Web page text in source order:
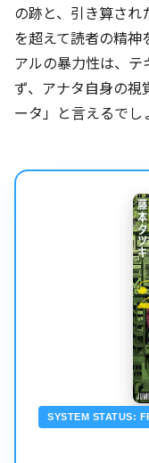
の跡と、引き算さ
を超えて読者の精神
アルの暴力性は、
ず、アナタ自身の
ータ」と言えるでし
SYSTEM STATUS: